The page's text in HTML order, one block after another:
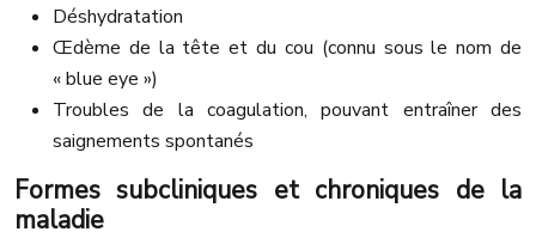
Déshydratation
Œdème de la tête et du cou (connu sous le nom de
« blue eye »)
Troubles de la coagulation, pouvant entraîner des
saignements spontanés
Formes subcliniques et chroniques de la
maladie